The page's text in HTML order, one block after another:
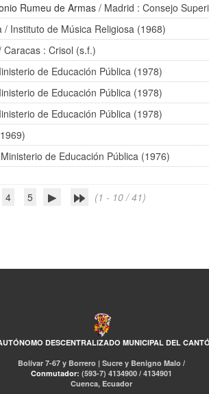
Rumeu de Armas/ Madrid : Consejo
/ Instituto de Música Religiosa (1968)
Caracas : Crisol (s.f.)
de Educación Pública (1978)
de Educación Pública (1978)
de Educación Pública (1978)
de Educación Pública (1976)
4 5 (1 - 10 / 41)
DESCENTRALIZADO MUNICIPAL DEL
Bolívar 7-67 y Borrero | Sucre y Benigno Malo /
Conmutador: (593-7) 4134900 / 4134901
Cuenca, Ecuador